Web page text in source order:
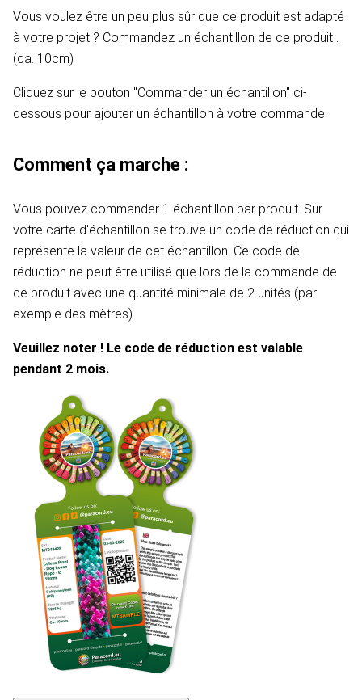
Vous voulez être un peu plus sûr que ce produit est adapté
à votre projet ? Commandez un échantillon de ce produit .
(ca. 10cm)
Cliquez sur le bouton "Commander un échantillon" ci-
dessous pour ajouter un échantillon à votre commande.
Comment ça marche :
Vous pouvez commander 1 échantillon par produit. Sur
votre carte d'échantillon se trouve un code de réduction qui
représente la valeur de cet échantillon. Ce code de
réduction ne peut être utilisé que lors de la commande de
ce produit avec une quantité minimale de 2 unités (par
exemple des mètres).
Veuillez noter ! Le code de réduction est valable
pendant 2 mois.